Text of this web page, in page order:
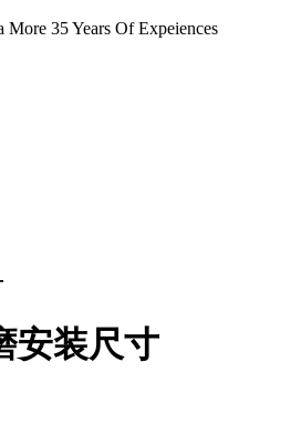
More 35 Years Of Expeiences
安装尺寸